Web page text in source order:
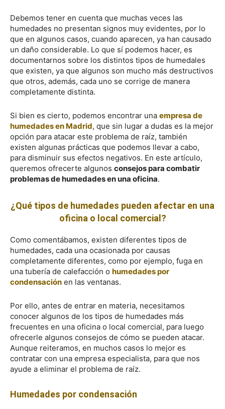
Debemos tener en cuenta que muchas veces las
humedades no presentan signos muy evidentes, por lo
que en algunos casos, cuando aparecen, ya han causado
un daño considerable. Lo que sí podemos hacer, es
documentarnos sobre los distintos tipos de humedales
que existen, ya que algunos son mucho más destructivos
que otros, además, cada uno se corrige de manera
completamente distinta.
Si bien es cierto, podemos encontrar una empresa de
humedades en Madrid, que sin lugar a dudas es la mejor
opción para atacar este problema de raíz, también
existen algunas prácticas que podemos llevar a cabo,
para disminuir sus efectos negativos. En este artículo,
queremos ofrecerte algunos consejos para combatir
problemas de humedades en una oficina.
¿Qué tipos de humedades pueden afectar en una
oficina o local comercial?
Como comentábamos, existen diferentes tipos de
humedades, cada una ocasionada por causas
completamente diferentes, como por ejemplo, fuga en
una tubería de calefacción o humedades por
condensación en las ventanas.
Por ello, antes de entrar en materia, necesitamos
conocer algunos de los tipos de humedades más
frecuentes en una oficina o local comercial, para luego
ofrecerle algunos consejos de cómo se pueden atacar.
Aunque reiteramos, en muchos casos lo mejor es
contratar con una empresa especialista, para que nos
ayude a eliminar el problema de raíz.
Humedades por condensación